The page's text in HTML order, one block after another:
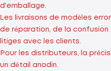
d'emballage.
Les livraisons de modèles
de réparation, de la
litiges avec les clients.
Pour les distributeurs, la
un détail anodin.